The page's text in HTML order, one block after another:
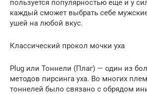
пользуется популярностью еще и у
каждый сможет выбрать себе
ушей на любой вкус.
Классический прокол мочки уха
Plug или Тоннели (Плаг) — один из
методов пирсинга уха. Во многих
тоннелей было связано с обрядом